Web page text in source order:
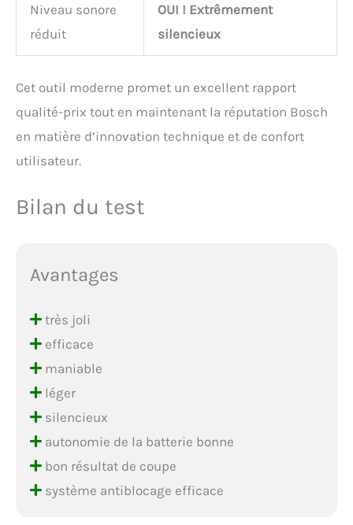
Niveau sonore
réduit
OUI ! Extrêmement
silencieux
Cet outil moderne promet un excellent rapport
qualité-prix tout en maintenant la réputation Bosch
en matière d’innovation technique et de confort
utilisateur.
Bilan du test
Avantages
très joli
efficace
maniable
léger
silencieux
autonomie de la batterie bonne
bon résultat de coupe
système antiblocage efficace